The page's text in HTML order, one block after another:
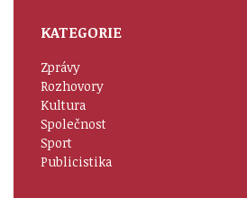
KATEGORIE
Zprávy
Rozhovory
Kultura
Společnost
Sport
Publicistika